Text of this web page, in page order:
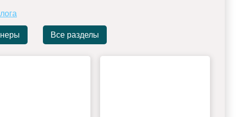
Все разделы